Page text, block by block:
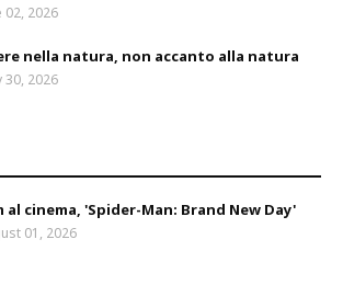
02, 2026
nella natura, non accanto alla natura
30, 2026
al cinema, 'Spider-Man: Brand New Day'
01, 2026